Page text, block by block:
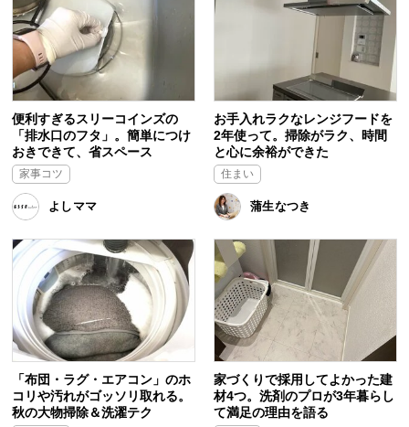
便利すぎるスリーコインズの
「排水口のフタ」。簡単につけ
おきできて、省スペース
家事コツ
よしママ
お手入れラクなレンジフードを
2年使って。掃除がラク、時間
と心に余裕ができた
住まい
蒲生なつき
「布団・ラグ・エアコン」のホ
コリや汚れがゴッソリ取れる。
秋の大物掃除＆洗濯テク
家づくりで採用してよかった建
材4つ。洗剤のプロが3年暮らし
て満足の理由を語る